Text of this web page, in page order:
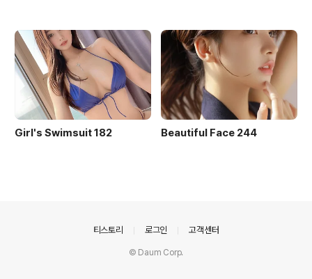
Girl's Swimsuit 182 Beautiful Face 244
티스토리 로그인 고객센터
© Daum Corp.